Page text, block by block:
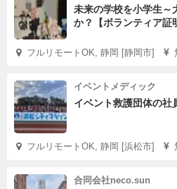
未来の学校を小学生～
か？【ボランティア証
フルリモートOK, 静岡 [静岡市]
イベントメディック
イベント救護団体の社
フルリモートOK, 静岡 [浜松市]
合同会社neco.sun